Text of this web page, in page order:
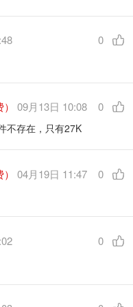
0
09月13日 10:08 0
不存在，只有27K
04月19日 11:47 0
0